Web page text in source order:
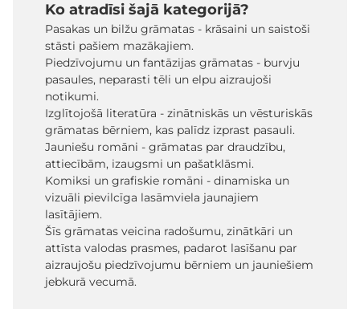
Ko atradīsi šajā kategorijā?
Pasakas un bilžu grāmatas - krāsaini un saistoši
stāsti pašiem mazākajiem.
Piedzīvojumu un fantāzijas grāmatas - burvju
pasaules, neparasti tēli un elpu aizraujoši
notikumi.
Izglītojošā literatūra - zinātniskās un vēsturiskās
grāmatas bērniem, kas palīdz izprast pasauli.
Jauniešu romāni - grāmatas par draudzību,
attiecībām, izaugsmi un pašatklāsmi.
Komiksi un grafiskie romāni - dinamiska un
vizuāli pievilcīga lasāmviela jaunajiem
lasītājiem.
Šīs grāmatas veicina radošumu, zinātkāri un
attīsta valodas prasmes, padarot lasīšanu par
aizraujošu piedzīvojumu bērniem un jauniešiem
jebkurā vecumā.